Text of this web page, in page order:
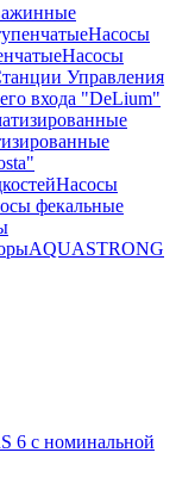
Насосы
Насосы
Управления
входа "DeLium"
Насосы
фекальные
AQUASTRONG
6 с номинальной